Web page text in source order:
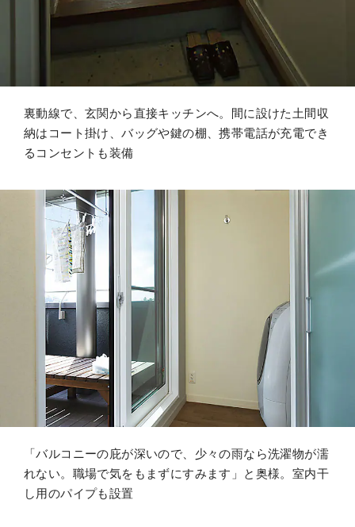
裏動線で、玄関から直接キッチンへ。間に設けた土間収
納はコート掛け、バッグや鍵の棚、携帯電話が充電でき
るコンセントも装備
「バルコニーの庇が深いので、少々の雨なら洗濯物が濡
れない。職場で気をもまずにすみます」と奥様。室内干
し用のパイプも設置